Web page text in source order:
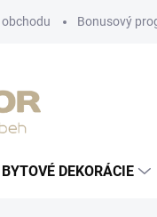
Bonusový
BYTOVÉ DEKORÁCIE